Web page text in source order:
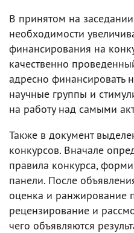
В принятом на заседании
необходимости
финансирования на
качественно
адресно финансировать
научные группы и
на работу над самыми
Также в документ
конкурсов. Вначале
правила конкурса,
панели. После
оценка и ранжирование
рецензирование и
чего объявляются